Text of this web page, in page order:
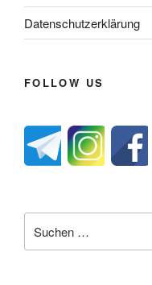
Datenschutzerklärung
FOLLOW US
nach: